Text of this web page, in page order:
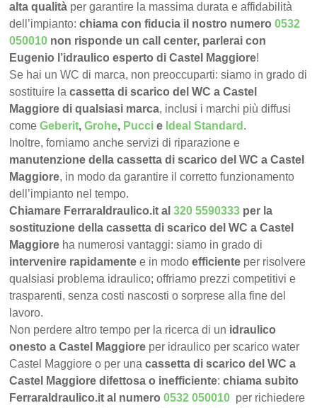
alta qualità per garantire la massima durata e affidabilità
dell’impianto:chiama con fiducia il nostro numero0532
050010 non risponde un call center, parlerai con
Eugenio l’idraulico esperto di Castel Maggiore!
Se hai un WC di marca, non preoccuparti: siamo in grado di
sostituire lacassetta di scarico del WC a Castel
Maggiore di qualsiasi marca, inclusi i marchi più diffusi
comeGeberit,Grohe, Pucci e Ideal Standard .
Inoltre, forniamo anche servizi di riparazione e
manutenzione della cassetta di scarico del WC a Castel
Maggiore, in modo da garantire il corretto funzionamento
dell’impianto nel tempo.
Chiamare FerraraIdraulico.it al320 5590333 per la
sostituzione della cassetta di scarico del WC a Castel
Maggiore ha numerosi vantaggi: siamo in grado di
intervenire rapidamente e in modoefficiente per risolvere
qualsiasi problema idraulico; offriamo prezzi competitivi e
trasparenti, senza costi nascosti o sorprese alla fine del
lavoro.
Non perdere altro tempo per la ricerca di un idraulico
onesto a Castel Maggiore per idraulico per scarico water
Castel Maggiore o per unacassetta di scarico del WC a
Castel Maggiore difettosa o inefficiente:chiama subito
FerraraIdraulico.it al numero0532 050010 per richiedere